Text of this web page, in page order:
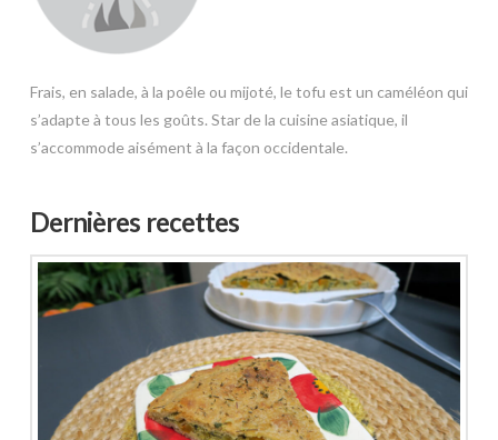
Frais, en salade, à la poêle ou mijoté, le tofu est un caméléon qui
s’adapte à tous les goûts. Star de la cuisine asiatique, il
s’accommode aisément à la façon occidentale.
Dernières recettes